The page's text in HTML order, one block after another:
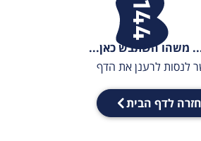
משהו השתבש כאן...
לנסות לרענן את הדף
חזרה לדף הבית